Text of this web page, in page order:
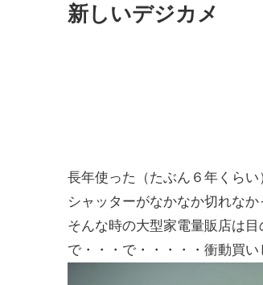
新しいデジカメ
長年使った（たぶん６年くらい
シャッターがなかなか切れな
そんな時の大型家電量販店は目
で・・・で・・・・・衝動買い